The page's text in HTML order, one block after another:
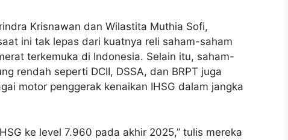
Krisnawan dan Wilastita Muthia Sofi,
ini tak lepas dari kuatnya reli saham-saham
terkemuka di Indonesia. Selain itu, saham-
rendah seperti DCII, DSSA, dan BRPT juga
motor penggerak kenaikan IHSG dalam jangka
ke level 7.960 pada akhir 2025,” tulis mereka